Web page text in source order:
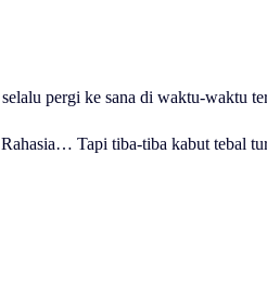
pergi ke sana di waktu-waktu
Tapi tiba-tiba kabut tebal